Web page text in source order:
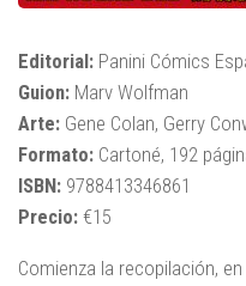
Editorial: Panini Cómics
Guion: Marv Wolfman
Arte: Gene Colan, Gerry
Formato: Cartoné, 192
ISBN: 9788413346861
Precio: €15
Comienza la recopilación,